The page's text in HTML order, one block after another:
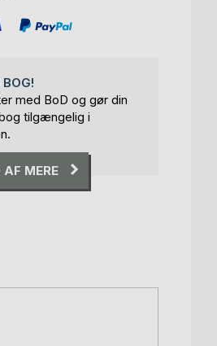
BOG!
med BoD og gør din
tilgængelig i
AF MERE